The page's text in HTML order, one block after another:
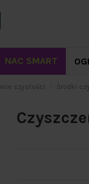
NAC SMART
czystości Środki